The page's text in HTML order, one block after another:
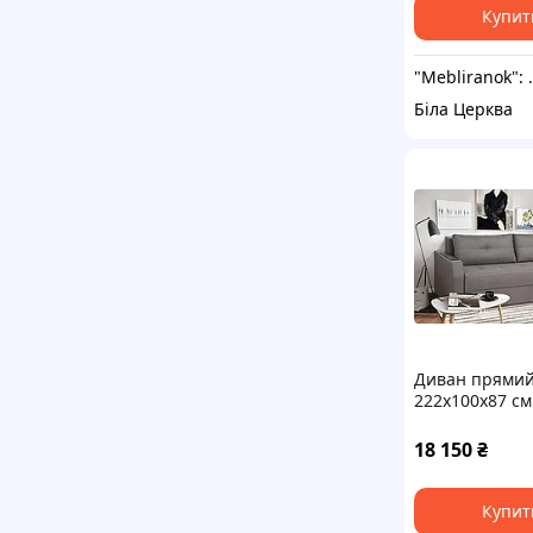
Біла Церква
Диван
222х100х87
Сучасний
диван
18 150₴